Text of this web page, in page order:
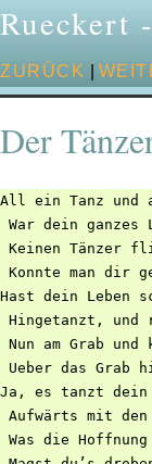
Rueckert
ZURÜCK
Der
All ein Tanz und
War dein ganzes
Keinen Tänzer
Konnte man dir
Hast dein Leben
Hingetanzt, und
Nun am Grab und
Ueber das Grab
Ja, es tanzt dein
Aufwärts mit den
Was die